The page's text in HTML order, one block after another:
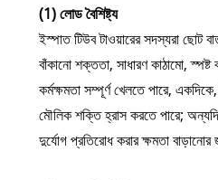
(1) লোড বৈশিষ্ট্য
ইস্পাত টিউব টাওয়ারের সদস্যরা ছোট
বাঁকানো শক্ততা, সাধারণ কাঠামো,
কর্মক্ষমতা সম্পূর্ণ খেলতে পারে,
মৌলিক শক্তি হ্রাস করতে পারে;
দুর্যোগ প্রতিরোধ করার ক্ষমতা